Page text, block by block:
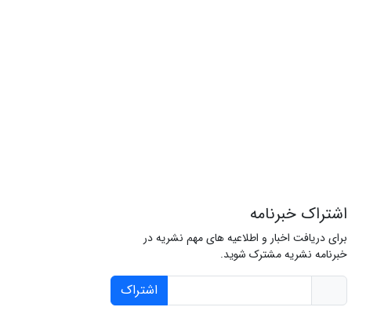
اشتراک خبرنامه
برای دریافت اخبار و اطلاعیه های مهم نشریه در
خبرنامه نشریه مشترک شوید.
اشتراک